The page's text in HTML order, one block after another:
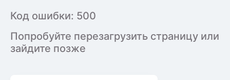
Код ошибки: 500
Попробуйте перезагрузить страницу или
зайдите позже